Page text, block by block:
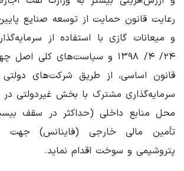
رعایت قانون حمایت از توسعه صنایع
و میعانات گازی با استفاده از
قانون اساسی، از طریق شرکت‌های
سرمایه‌گذاری مشترک با بخش ‌غیردولتی در
‌تأمین مالی خارجی (فاینانس) جهت
پتروشیمی‌ و سوخت اقدام نماید.